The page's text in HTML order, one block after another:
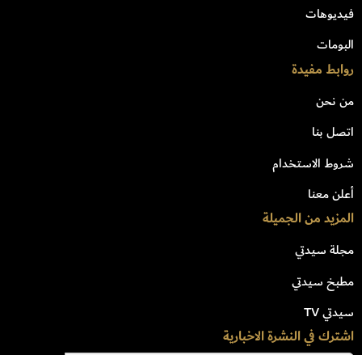
فيديوهات
البومات
روابط مفيدة
من نحن
اتصل بنا
شروط الاستخدام
أعلن معنا
المزيد من الجميلة
مجلة سيدتي
مطبخ سيدتي
سيدتي TV
اشترك في النشرة الاخبارية